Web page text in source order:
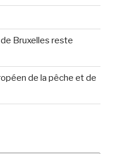
Bruxelles reste
de la pêche et de